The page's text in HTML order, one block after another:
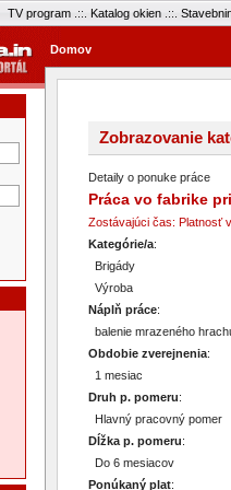
TV program.::. Katalog okien.::.
Domov
Zobrazovanie
Detaily o ponuke práce
Práca vo fabrike
Zostávajúci čas: Platnosť
Kategórie/a:
Brigády
Výroba
Náplň práce:
balenie mrazeného
Obdobie zverejnenia:
1 mesiac
Druh p. pomeru:
Hlavný pracovný pomer
Dĺžka p. pomeru:
Do 6 mesiacov
Ponúkaný plat: